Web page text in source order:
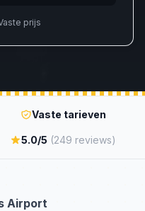
prijs
Vaste tarieven
5.0/5 (249 reviews)
Airport